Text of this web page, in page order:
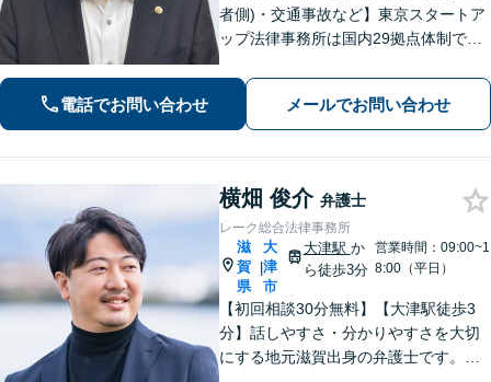
者側)・交通事故など】東京スタートア
ップ法律事務所は国内29拠点体制で全
対応(法律相談は完全予約制)】各分野で
専門性の高い弁護士が寄り添い解決を
サポートします。
電話でお問い合わせ メールでお問い合わせ
横畑 俊介 弁護士
レーク総合法律事務所
滋
賀
県
|
大
津
市
大津駅 か
ら徒歩3分
営業時間：09:00~1
8:00（平日）
【初回相談30分無料】【大津駅徒歩3
分】話しやすさ・分かりやすさを大切
にする地元滋賀出身の弁護士です。離